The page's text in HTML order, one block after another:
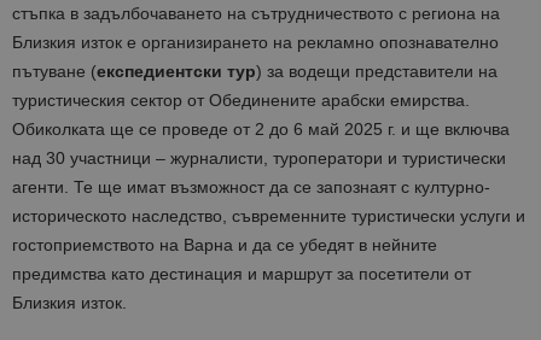
стъпка в задълбочаването на сътрудничеството с региона на
Близкия изток е организирането на рекламно опознавателно
пътуване (експедиентски тур) за водещи представители на
туристическия сектор от Обединените арабски емирства.
Обиколката ще се проведе от 2 до 6 май 2025 г. и ще включва
над 30 участници – журналисти, туроператори и туристически
агенти. Те ще имат възможност да се запознаят с културно-
историческото наследство, съвременните туристически услуги и
гостоприемството на Варна и да се убедят в нейните
предимства като дестинация и маршрут за посетители от
Близкия изток.